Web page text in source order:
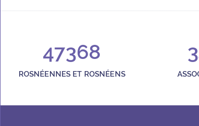
bibliotheque@rosnysousbois.fr
Ouvert le mardi de 14h à 20h, le mercredi de 10h à 18h, le
Médiathèque Marguerite Yourcenar
47368
ROSNÉENNES ET ROSNÉENS